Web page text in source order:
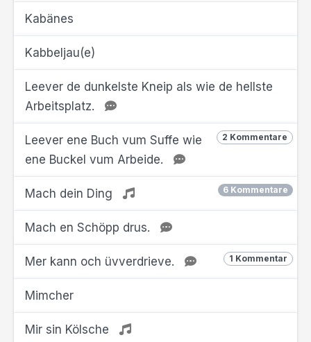
Kabänes
Kabbeljau(e)
Leever de dunkelste Kneip als wie de hellste
Arbeitsplatz.
2 Kommentare
Leever ene Buch vum Suffe wie
ene Buckel vum Arbeide.
6 Kommentare
Mach dein Ding
Mach en Schöpp drus.
1 Kommentar
Mer kann och üvverdrieve.
Mimcher
Mir sin Kölsche